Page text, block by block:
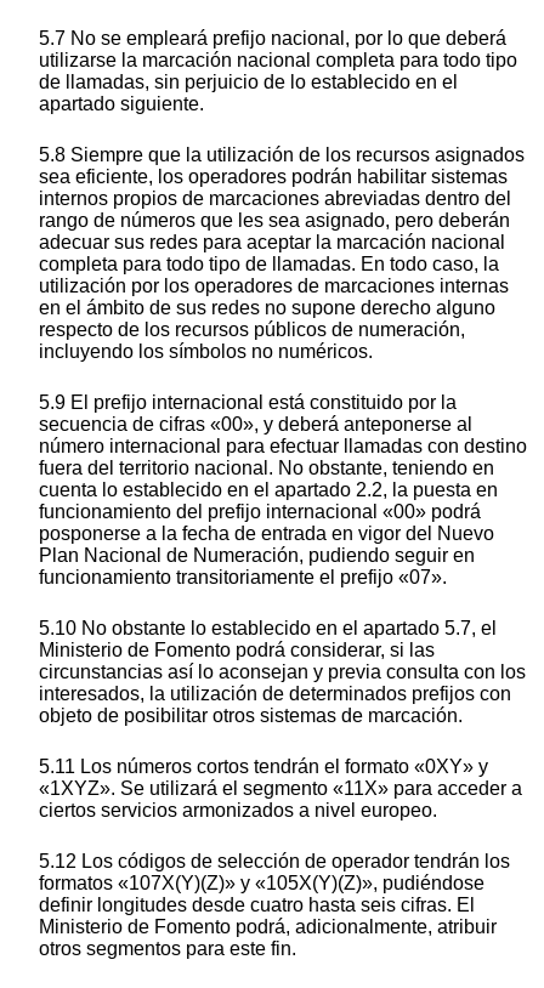
5.7 No se empleará prefijo nacional, por lo que deberá
utilizarse la marcación nacional completa para todo tipo
de llamadas, sin perjuicio de lo establecido en el
apartado siguiente.
5.8 Siempre que la utilización de los recursos asignados
sea eficiente, los operadores podrán habilitar sistemas
internos propios de marcaciones abreviadas dentro del
rango de números que les sea asignado, pero deberán
adecuar sus redes para aceptar la marcación nacional
completa para todo tipo de llamadas. En todo caso, la
utilización por los operadores de marcaciones internas
en el ámbito de sus redes no supone derecho alguno
respecto de los recursos públicos de numeración,
incluyendo los símbolos no numéricos.
5.9 El prefijo internacional está constituido por la
secuencia de cifras «00», y deberá anteponerse al
número internacional para efectuar llamadas con destino
fuera del territorio nacional. No obstante, teniendo en
cuenta lo establecido en el apartado 2.2, la puesta en
funcionamiento del prefijo internacional «00» podrá
posponerse a la fecha de entrada en vigor del Nuevo
Plan Nacional de Numeración, pudiendo seguir en
funcionamiento transitoriamente el prefijo «07».
5.10 No obstante lo establecido en el apartado 5.7, el
Ministerio de Fomento podrá considerar, si las
circunstancias así lo aconsejan y previa consulta con los
interesados, la utilización de determinados prefijos con
objeto de posibilitar otros sistemas de marcación.
5.11 Los números cortos tendrán el formato «0XY» y
«1XYZ». Se utilizará el segmento «11X» para acceder a
ciertos servicios armonizados a nivel europeo.
5.12 Los códigos de selección de operador tendrán los
formatos «107X(Y)(Z)» y «105X(Y)(Z)», pudiéndose
definir longitudes desde cuatro hasta seis cifras. El
Ministerio de Fomento podrá, adicionalmente, atribuir
otros segmentos para este fin.